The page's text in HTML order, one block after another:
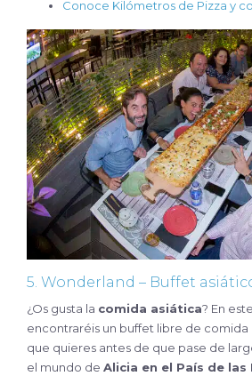
Conoce Kilómetros de Pizza y
5. Wonderland – Buffet
¿Os gusta la comida asiática? En
encontraréis un buffet libre de comida
que quieres antes de que pase de
el mundo de Alicia en el País de las